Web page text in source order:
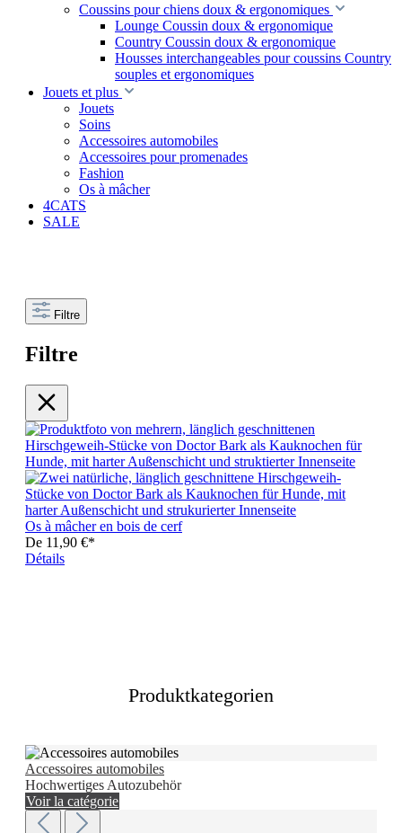
Coussins pour chiens doux & ergonomiques
Lounge Coussin doux & ergonomique
Country Coussin doux & ergonomique
Housses interchangeables pour coussins Country
souples et ergonomiques
Jouets et plus
Jouets
Soins
Accessoires automobiles
Accessoires pour promenades
Fashion
Os à mâcher
4CATS
SALE
Filtre
Filtre
Os à mâcher en bois de cerf
De 11,90 €*
Détails
Produktkategorien
Accessoires automobiles
Hochwertiges Autozubehör
Voir la catégorie